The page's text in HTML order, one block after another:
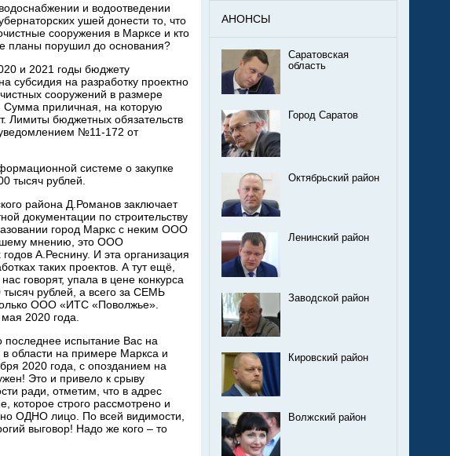
и водоотведении
ушей донести то, что
сооружения в Марксе и кто
планы порушил до основания?
и 2021 годы бюджету
субсидия на разработку проектно
сооружений в размере
приличная, на которую
Лимиты бюджетных обязательств
№11-172 от
системе о закупке
тысяч рублей.
района Д.Романов заключает
документации по строительству
город Маркс с неким ООО
мнению, это ООО
А.Реснину. И эта организация
таких проектов. А тут ещё,
говорят, упала в цене конкурса
тысяч рублей, а всего за СЕМЬ
ООО «ИТС «Поволжье».
2020 года.
испытание Вас на
области на примере Маркса и
2020 года, с опозданием на
Это и привело к срыву
ради, отметим, что в адрес
строго рассмотрено и
ОДНО лицо. По всей видимости,
выговор! Надо же кого – то
АНОНСЫ
Саратовская
область
Город Саратов
Октябрьский район
Ленинский район
Заводской район
Кировский район
Волжский район